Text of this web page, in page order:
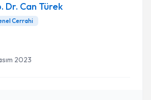
Dr. Can Türek
Cerrahi
2023